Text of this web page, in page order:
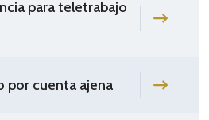
para teletrabajo
por cuenta ajena